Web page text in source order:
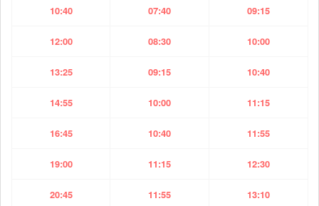
10:40 07:40 09:15
12:00 08:30 10:00
13:25 09:15 10:40
14:55 10:00 11:15
16:45 10:40 11:55
19:00 11:15 12:30
20:45 11:55 13:10